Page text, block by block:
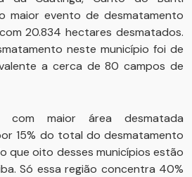
maior evento de desmatamento
20.834 hectares desmatados.
neste município foi de
a cerca de 80 campos de
com maior área desmatada
15% do total do desmatamento
que oito desses municípios estão
Só essa região concentra 40%